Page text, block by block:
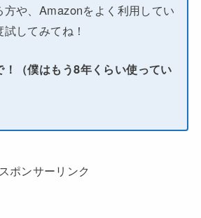
や、Amazonをよく利用してい
してみてね！
（僕はもう8年くらい使ってい
スポンサーリンク